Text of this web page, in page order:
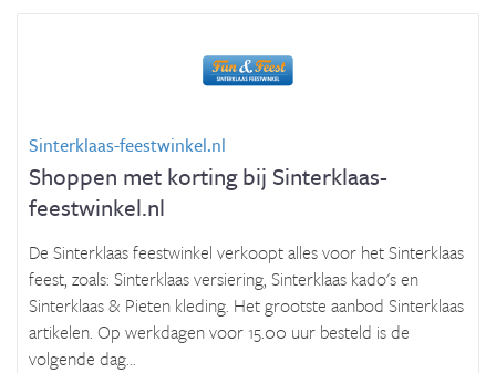
Sinterklaas-feestwinkel.nl
Shoppen met korting bij Sinterklaas-
feestwinkel.nl
De Sinterklaas feestwinkel verkoopt alles voor het Sinterklaas
feest, zoals: Sinterklaas versiering, Sinterklaas kado's en
Sinterklaas & Pieten kleding. Het grootste aanbod Sinterklaas
artikelen. Op werkdagen voor 15.00 uur besteld is de
volgende dag...